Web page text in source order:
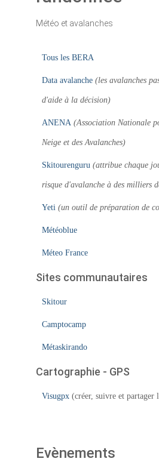
Météo et avalanches
Tous les BERA
Data avalanche (les avalanches
d'aide à la décision)
ANENA (Association Nationale
Neige et des Avalanches)
Skitourenguru (attribue chaque
risque d'avalanche à des milliers
Yeti (un outil de préparation de
Météoblue
Méteo France
Sites communautaires
Skitour
Camptocamp
Métaskirando
Cartographie - GPS
Visugpx (créer, suivre et partager
Evènements